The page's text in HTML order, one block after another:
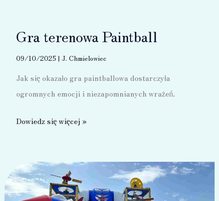
Gra terenowa Paintball
09/10/2025 | J. Chmielowiec
Jak się okazało gra paintballowa dostarczyła
ogromnych emocji i niezapomnianych wrażeń.
Gra
Dowiedz się więcej »